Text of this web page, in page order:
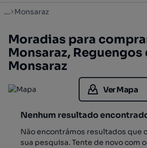
... Monsaraz
Moradias para
Monsaraz, Reguengos
Monsaraz
Ver Mapa
Nenhum resultado
Não encontrámos resultados que
sua pesquisa. Tente de novo com